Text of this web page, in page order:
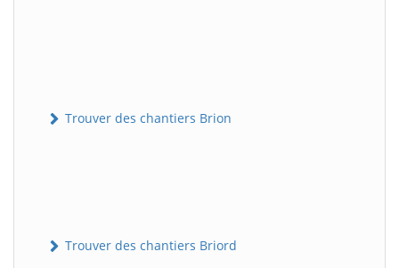
Trouver des chantiers Brion
Trouver des chantiers Briord